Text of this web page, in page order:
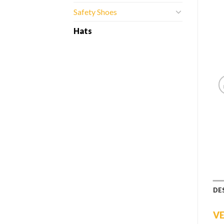
Safety Shoes
Hats